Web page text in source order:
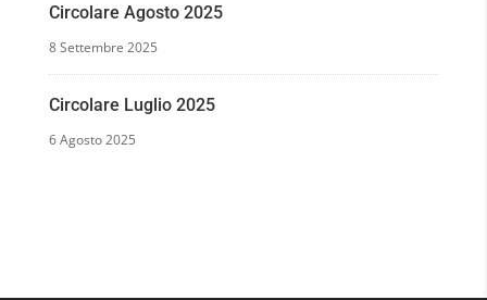
Circolare Agosto 2025
8 Settembre 2025
Circolare Luglio 2025
6 Agosto 2025